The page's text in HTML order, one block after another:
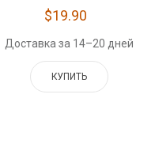
$19.90
Доставка за 14–20 дней
КУПИТЬ